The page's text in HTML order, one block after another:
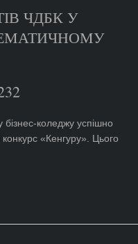
ЧДБК У
коледжу успішно
«Кенгуру». Цього